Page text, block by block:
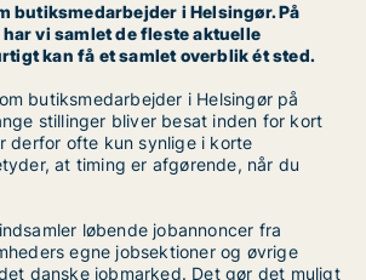
butiksmedarbejder i Helsingør. På
vi samlet de fleste aktuelle
kan få et samlet overblik ét sted.
butiksmedarbejder i Helsingør på
stillinger bliver besat inden for kort
derfor ofte kun synlige i korte
at timing er afgørende, når du
løbende jobannoncer fra
egne jobsektioner og øvrige
danske jobmarked. Det gør det muligt